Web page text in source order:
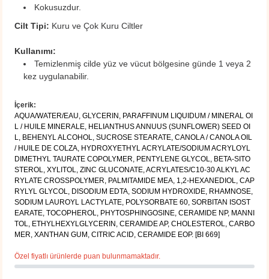
Kokusuzdur.
Cilt Tipi: Kuru ve Çok Kuru Ciltler
Kullanımı:
Temizlenmiş cilde yüz ve vücut bölgesine günde 1 veya 2
kez uygulanabilir.
İçerik:
AQUA/WATER/EAU, GLYCERIN, PARAFFINUM LIQUIDUM / MINERAL OI
L / HUILE MINERALE, HELIANTHUS ANNUUS (SUNFLOWER) SEED OI
L, BEHENYL ALCOHOL, SUCROSE STEARATE, CANOLA / CANOLA OIL
/ HUILE DE COLZA, HYDROXYETHYL ACRYLATE/SODIUM ACRYLOYL
DIMETHYL TAURATE COPOLYMER, PENTYLENE GLYCOL, BETA-SITO
STEROL, XYLITOL, ZINC GLUCONATE, ACRYLATES/C10-30 ALKYL AC
RYLATE CROSSPOLYMER, PALMITAMIDE MEA, 1,2-HEXANEDIOL, CAP
RYLYL GLYCOL, DISODIUM EDTA, SODIUM HYDROXIDE, RHAMNOSE,
SODIUM LAUROYL LACTYLATE, POLYSORBATE 60, SORBITAN ISOST
EARATE, TOCOPHEROL, PHYTOSPHINGOSINE, CERAMIDE NP, MANNI
TOL, ETHYLHEXYLGLYCERIN, CERAMIDE AP, CHOLESTEROL, CARBO
MER, XANTHAN GUM, CITRIC ACID, CERAMIDE EOP. [BI 669]
Özel fiyatlı ürünlerde puan bulunmamaktadır.